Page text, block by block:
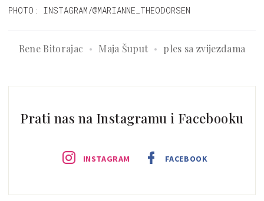
PHOTO: INSTAGRAM/@MARIANNE_THEODORSEN
Rene Bitorajac Maja Šuput ples sa zvijezdama
Prati nas na Instagramu i Facebooku
INSTAGRAM FACEBOOK